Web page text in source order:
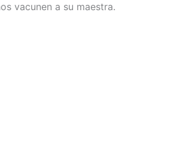
vacunen a su maestra.